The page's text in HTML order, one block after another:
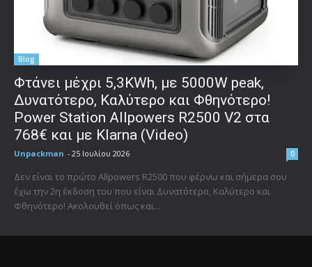
Blog
Φτάνει μέχρι 5,3KWh, με 5000W peak,
Δυνατότερο, Καλύτερο και Φθηνότερο!
Power Station Allpowers R2500 V2 στα
768€ και με Klarna (Video)
Unpackman - 25 Ιουλίου 2026 0
Δεν είναι το πρώτο Allpowers R2500 που φέρνω και σήμερα σου
έχω την 2η έκδοση του που είναι Δυνατότερο, Καλύτερο και
Φθηνότερο! Ακολουθεί όπως και...